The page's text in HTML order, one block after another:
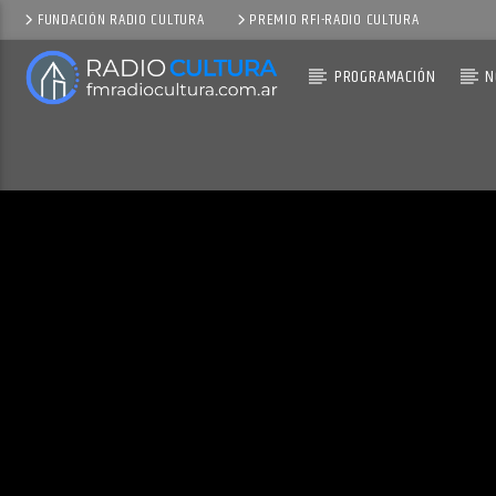
FUNDACIÓN RADIO CULTURA PREMIO RFI-RADIO CULTURA
PROGRAMACIÓN